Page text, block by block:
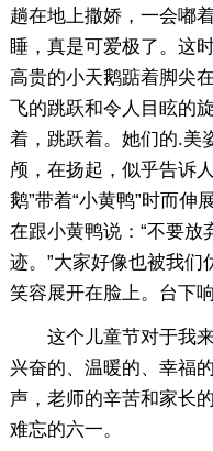
趟在地上撒娇，一会嘟
睡，真是可爱极了。这
高贵的小天鹅踮着脚尖
飞的跳跃和令人目眩的
着，跳跃着。她们的.美
颅，在扬起，似乎告诉
鹅”带着“小黄鸭”时而伸
在跟小黄鸭说：“不要
迹。”大家好像也被我们
笑容展开在脸上。台下
这个儿童节对于我来
兴奋的、温暖的、幸福
声，老师的辛苦和家长
难忘的六一。